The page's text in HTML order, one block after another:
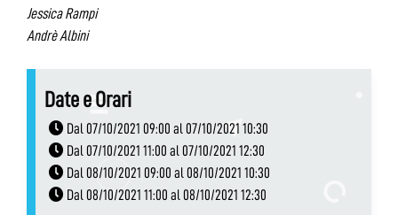
Jessica Rampi
Andrè Albini
Date e Orari
Dal 07/10/2021 09:00 al 07/10/2021 10:30
Dal 07/10/2021 11:00 al 07/10/2021 12:30
Dal 08/10/2021 09:00 al 08/10/2021 10:30
Dal 08/10/2021 11:00 al 08/10/2021 12:30